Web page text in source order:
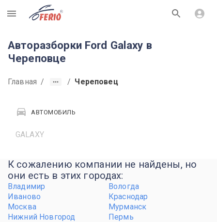
R
Авторазборки Ford Galaxy в
Череповце
Главная / / Череповец
АВТОМОБИЛЬ
GALAXY
К сожалению компании не найдены, но
они есть в этих городах:
Владимир
Вологда
Иваново
Краснодар
Москва
Мурманск
Нижний Новгород
Пермь